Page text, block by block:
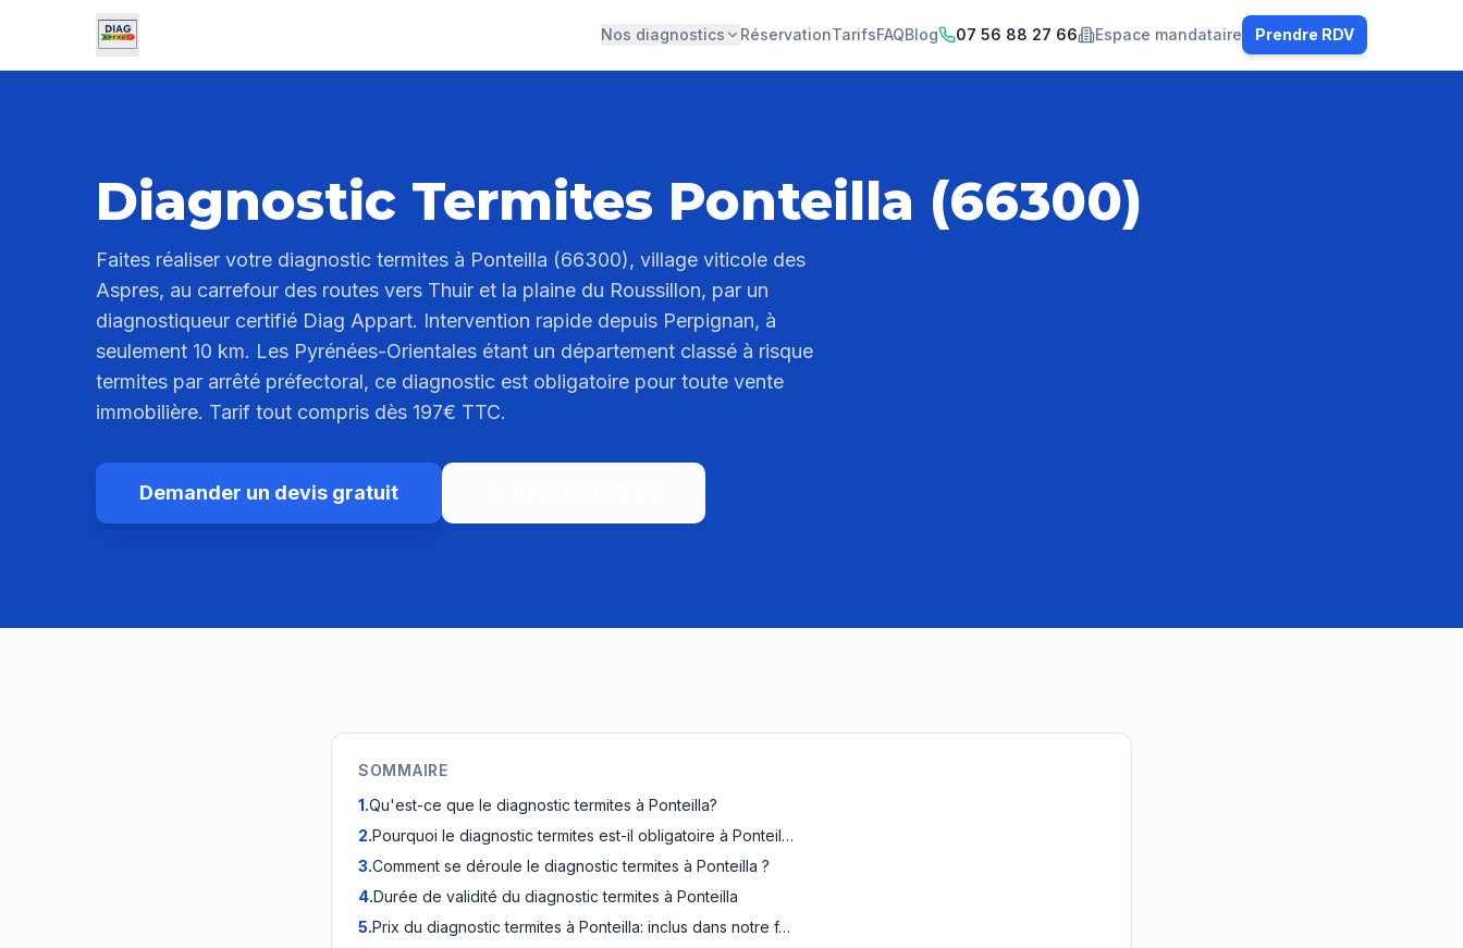
Nos diagnostics RéservationTarifsFAQBlog 07 56 88 27 66 Espace mandataire Prendre RDV
Diagnostic Termites Ponteilla (66300)
Faites réaliser votre diagnostic termites à Ponteilla (66300), village viticole des
Aspres, au carrefour des routes vers Thuir et la plaine du Roussillon, par un
diagnostiqueur certifié Diag Appart. Intervention rapide depuis Perpignan, à
seulement 10 km. Les Pyrénées-Orientales étant un département classé à risque
termites par arrêté préfectoral, ce diagnostic est obligatoire pour toute vente
immobilière. Tarif tout compris dès 197€ TTC.
Demander un devis gratuit
SOMMAIRE
1.Qu'est-ce que le diagnostic termites à Ponteilla?
2.Pourquoi le diagnostic termites est-il obligatoire à Ponteil…
3.Comment se déroule le diagnostic termites à Ponteilla ?
4.Durée de validité du diagnostic termites à Ponteilla
5.Prix du diagnostic termites à Ponteilla: inclus dans notre f…